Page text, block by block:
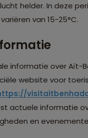
helder. In deze
van 15-25°C.
informatie over Aït-
website voor
actuele informatie
en